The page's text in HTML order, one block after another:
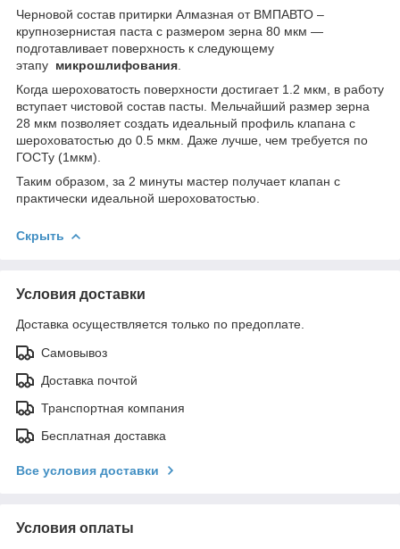
Черновой состав притирки Алмазная от ВМПАВТО –
крупнозернистая паста с размером зерна 80 мкм —
подготавливает поверхность к следующему
этапу микрошлифования
Когда шероховатость поверхности достигает 1.2 мкм, в работу
вступает чистовой состав пасты. Мельчайший размер зерна
28 мкм позволяет создать идеальный профиль клапана с
шероховатостью до 0.5 мкм. Даже лучше, чем требуется по
ГОСТу (1мкм).
Таким образом, за 2 минуты мастер получает клапан с
практически идеальной шероховатостью.
Скрыть
Условия доставки
Доставка осуществляется только по предоплате.
Самовывоз
Доставка почтой
Транспортная компания
Бесплатная доставка
Все условия доставки
Условия оплаты